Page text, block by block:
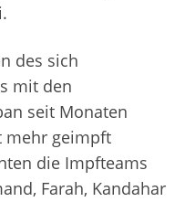
des sich
mit den
seit Monaten
mehr geimpft
die Impfteams
Farah, Kandahar